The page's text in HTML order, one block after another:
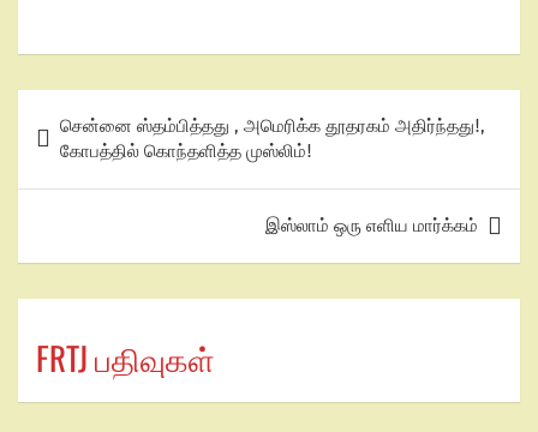
சென்னை ஸ்தம்பித்தது , அமெரிக்க தூதரகம் அதிர்ந்தது!,
கோபத்தில் கொந்தளித்த முஸ்லிம்!
இஸ்லாம் ஒரு எளிய மார்க்கம்
FRTJ பதிவுகள்